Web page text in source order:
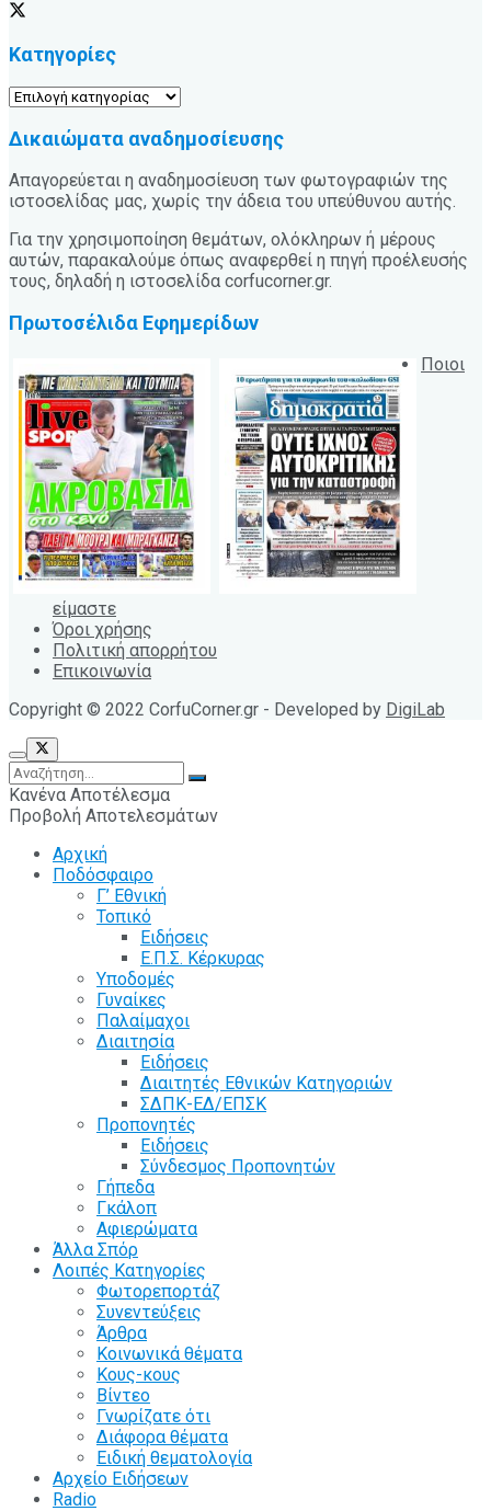
Κατηγορίες
Κατηγορίες
Δικαιώματα αναδημοσίευσης
Απαγορεύεται η αναδημοσίευση των φωτογραφιών της
ιστοσελίδας μας, χωρίς την άδεια του υπεύθυνου αυτής.
Για την χρησιμοποίηση θεμάτων, ολόκληρων ή μέρους
αυτών, παρακαλούμε όπως αναφερθεί η πηγή προέλευσής
τους, δηλαδή η ιστοσελίδα corfucorner.gr.
Πρωτοσέλιδα Εφημερίδων
Ποιοι
είμαστε
Όροι χρήσης
Πολιτική απορρήτου
Επικοινωνία
Copyright © 2022 CorfuCorner.gr - Developed by DigiLab
Κανένα Αποτέλεσμα
Προβολή Αποτελεσμάτων
Αρχική
Ποδόσφαιρο
Γ’ Εθνική
Τοπικό
Ειδήσεις
Ε.Π.Σ. Κέρκυρας
Υποδομές
Γυναίκες
Παλαίμαχοι
Διαιτησία
Ειδήσεις
Διαιτητές Εθνικών Κατηγοριών
ΣΔΠΚ-ΕΔ/ΕΠΣΚ
Προπονητές
Ειδήσεις
Σύνδεσμος Προπονητών
Γήπεδα
Γκάλοπ
Αφιερώματα
Άλλα Σπόρ
Λοιπές Κατηγορίες
Φωτορεπορτάζ
Συνεντεύξεις
Άρθρα
Κοινωνικά θέματα
Κους-κους
Βίντεο
Γνωρίζατε ότι
Διάφορα θέματα
Ειδική θεματολογία
Αρχείο Ειδήσεων
Radio